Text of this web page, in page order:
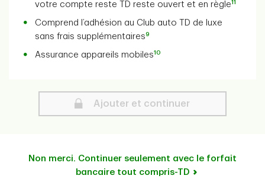
votre compte reste TD reste ouvert et en règle11
Comprend l’adhésion au Club auto TD de luxe
sans frais supplémentaires9
Assurance appareils mobiles10
SecureAjouter et continuer
Non merci. Continuer seulement avec le forfait
bancaire tout compris-TD